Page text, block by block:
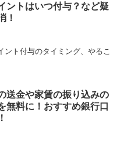
ントはいつ付与？など疑
！
ト付与のタイミング、やるこ
送金や家賃の振り込みの
無料に！おすすめ銀行口